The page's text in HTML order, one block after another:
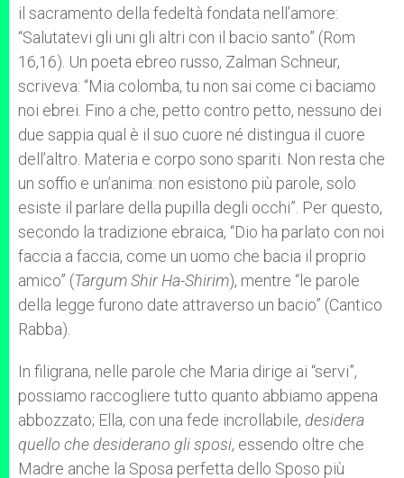
il sacramento della fedeltà fondata nell’amore:
“Salutatevi gli uni gli altri con il bacio santo” (Rom
16,16). Un poeta ebreo russo, Zalman Schneur,
scriveva: “Mia colomba, tu non sai come ci baciamo
noi ebrei. Fino a che, petto contro petto, nessuno dei
due sappia qual è il suo cuore né distingua il cuore
dell’altro. Materia e corpo sono spariti. Non resta che
un soffio e un’anima: non esistono più parole, solo
esiste il parlare della pupilla degli occhi”. Per questo,
secondo la tradizione ebraica, “Dio ha parlato con noi
faccia a faccia, come un uomo che bacia il proprio
amico” (Targum Shir Ha-Shirim), mentre “le parole
della legge furono date attraverso un bacio” (Cantico
Rabba).
In filigrana, nelle parole che Maria dirige ai “servi”,
possiamo raccogliere tutto quanto abbiamo appena
abbozzato; Ella, con una fede incrollabile, desidera
quello che desiderano gli sposi, essendo oltre che
Madre anche la Sposa perfetta dello Sposo più